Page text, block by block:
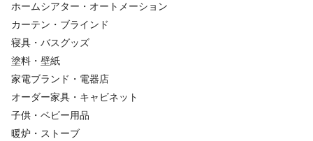
ホームシアター・オートメーション
カーテン・ブラインド
寝具・バスグッズ
塗料・壁紙
家電ブランド・電器店
オーダー家具・キャビネット
子供・ベビー用品
暖炉・ストーブ